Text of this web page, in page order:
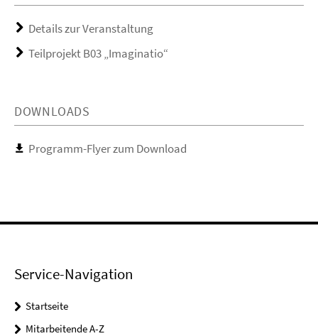
Details zur Veranstaltung
Teilprojekt B03 „Imaginatio“
DOWNLOADS
Programm-Flyer zum Download
Service-Navigation
Startseite
Mitarbeitende A-Z